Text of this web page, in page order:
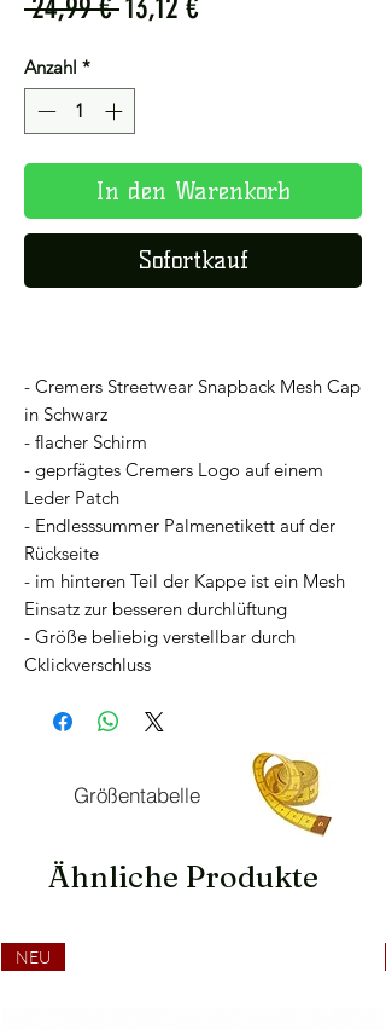
Anzahl *
In den Warenkorb
Sofortkauf
- Cremers Streetwear Snapback Mesh Cap
in Schwarz
- flacher Schirm
- geprfägtes Cremers Logo auf einem
Leder Patch
- Endlesssummer Palmenetikett auf der
Rückseite
- im hinteren Teil der Kappe ist ein Mesh
Einsatz zur besseren durchlüftung
- Größe beliebig verstellbar durch
Cklickverschluss
Größentabelle
Ähnliche Produkte
NEU